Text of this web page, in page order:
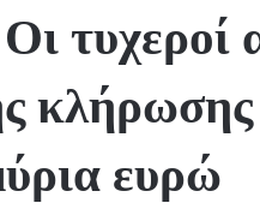
τυχεροί
ευρώ